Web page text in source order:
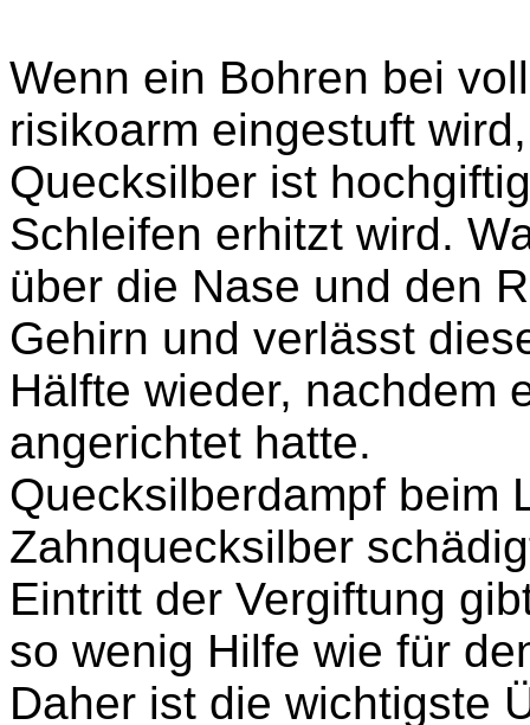
Wenn ein Bohren bei
risikoarm eingestuft
Quecksilber ist
Schleifen erhitzt wird.
über die Nase und den
Gehirn und verlässt
Hälfte wieder, nachdem
angerichtet hatte.
Quecksilberdampf beim
Zahnquecksilber
Eintritt der Vergiftung
so wenig Hilfe wie für
Daher ist die wichtigste